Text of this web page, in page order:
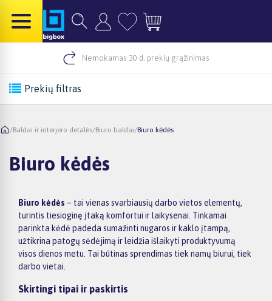
Nemokamas 30 d. prekių grąžinimas
Prekių filtras
/Baldai ir interjero detalės/Biuro baldai/Biuro kėdės
Biuro kėdės
Biuro kėdės – tai vienas svarbiausių darbo vietos elementų,
turintis tiesioginę įtaką komfortui ir laikysenai. Tinkamai
parinkta kėdė padeda sumažinti nugaros ir kaklo įtampą,
užtikrina patogų sėdėjimą ir leidžia išlaikyti produktyvumą
visos dienos metu. Tai būtinas sprendimas tiek namų biurui, tiek
darbo vietai.
Skirtingi tipai ir paskirtis